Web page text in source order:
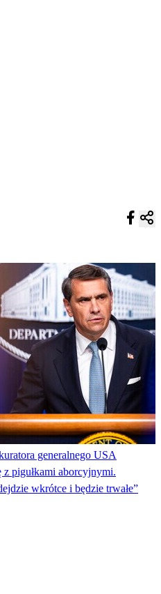
generalnego USA
pigułkami aborcyjnymi.
wkrótce i będzie trwałe”